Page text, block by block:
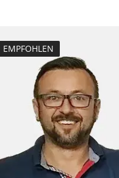
Lamdasonde
Raildrucksensor
Reset nach
Turbolader
Zurücksetzen
Zurücksetzen
EMPFOHLEN